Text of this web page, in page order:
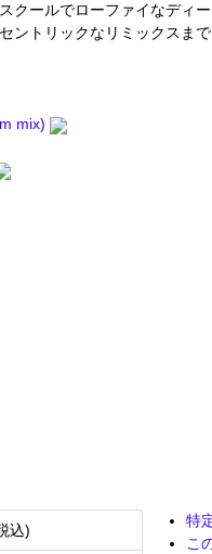
クールでローファイなディ
ントリックなリミックスま
mix)
込)
特
こ